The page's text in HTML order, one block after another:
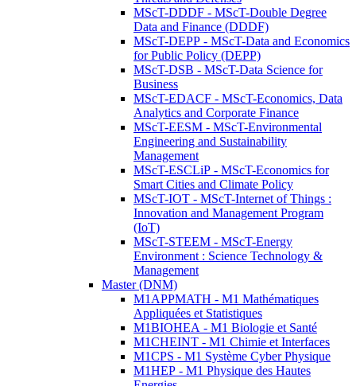
MScT-DDDF - MScT-Double Degree
Data and Finance (DDDF)
MScT-DEPP - MScT-Data and Economics
for Public Policy (DEPP)
MScT-DSB - MScT-Data Science for
Business
MScT-EDACF - MScT-Economics, Data
Analytics and Corporate Finance
MScT-EESM - MScT-Environmental
Engineering and Sustainability
Management
MScT-ESCLiP - MScT-Economics for
Smart Cities and Climate Policy
MScT-IOT - MScT-Internet of Things :
Innovation and Management Program
(IoT)
MScT-STEEM - MScT-Energy
Environment : Science Technology &
Management
Master (DNM)
M1APPMATH - M1 Mathématiques
Appliquées et Statistiques
M1BIOHEA - M1 Biologie et Santé
M1CHEINT - M1 Chimie et Interfaces
M1CPS - M1 Système Cyber Physique
M1HEP - M1 Physique des Hautes